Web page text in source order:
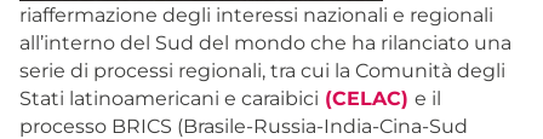
riaffermazione degli interessi nazionali e regionali
all’interno del Sud del mondo che ha rilanciato una
serie di processi regionali, tra cui la Comunità degli
Stati latinoamericani e caraibici (CELAC) e il
processo BRICS (Brasile-Russia-India-Cina-Sud